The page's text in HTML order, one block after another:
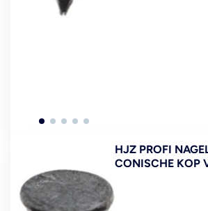
HJZ PROFI
CONISCHE KOP